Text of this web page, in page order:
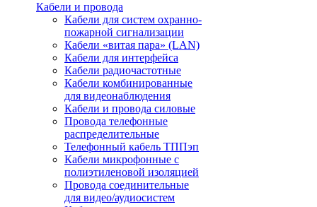
Кабели и провода
Кабели для систем охранно-
пожарной сигнализации
Кабели «витая пара» (LAN)
Кабели для интерфейса
Кабели радиочастотные
Кабели комбинированные
для видеонаблюдения
Кабели и провода силовые
Провода телефонные
распределительные
Телефонный кабель ТППэп
Кабели микрофонные с
полиэтиленовой изоляцией
Провода соединительные
для видео/аудиосистем